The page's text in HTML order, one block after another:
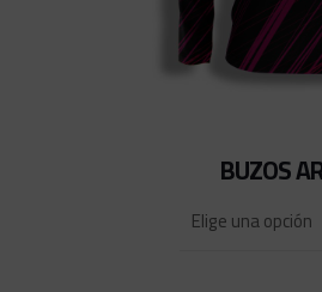
BUZOS